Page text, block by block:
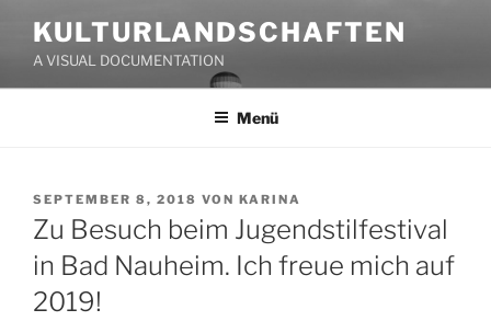
Inhalt
springen
KULTURLANDSCHAFTEN
A VISUAL DOCUMENTATION
Menü
VERÖFFENTLICHT
AM
SEPTEMBER 8, 2018 VON KARINA
Zu Besuch beim Jugendstilfestival
in Bad Nauheim. Ich freue mich auf
2019!